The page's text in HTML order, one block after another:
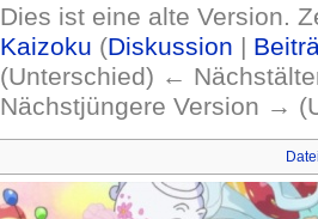
Dies ist eine alte Version.
Kaizoku (Diskussion |
(Unterschied) ←
Nächstjüngere Version →